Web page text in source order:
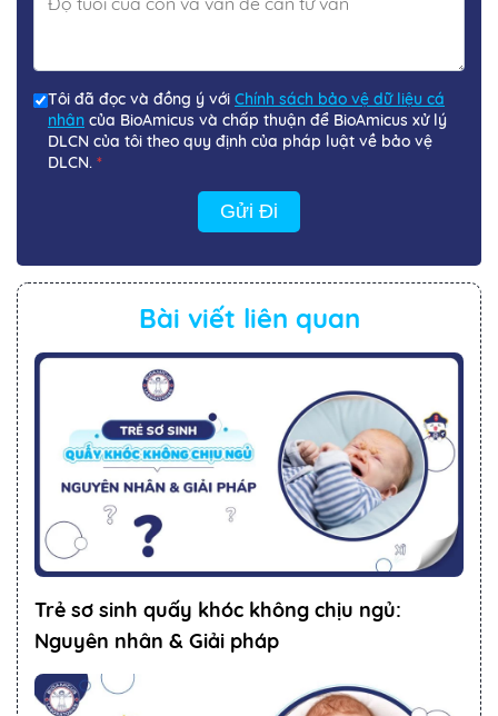
Tôi đã đọc và đồng ý với Chính sách bảo vệ dữ liệu cá
nhân của BioAmicus và chấp thuận để BioAmicus xử lý
DLCN của tôi theo quy định của pháp luật về bảo vệ
DLCN. *
Gửi Đi
Bài viết liên quan
Trẻ sơ sinh quấy khóc không chịu ngủ:
Nguyên nhân & Giải pháp